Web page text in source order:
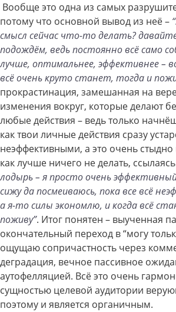
Вообще это одна из самых
потому что основной вывод из неё –
смысл сейчас что-то делать?
подождём, ведь постоянно всё само
лучше, оптимальнее, эффективнее –
всё очень круто станет, тогда и
прокрастинация, замешанная на
изменения вокруг, которые делают
любые действия – ведь только
как твои личные действия сразу
неэффективными, а это очень стыдно
как лучше ничего не делать,
лодырь – я просто очень
сижу да посмеиваюсь, пока все всё
а я-то силы экономлю, и когда всё
поживу”. Итог понятен – выученная
окончательный переход в “могу
ощущаю сопричастность через
деградация, вечное пассивное
аутофелляцией. Всё это очень
сущностью целевой аудитории
поэтому и является органичным.